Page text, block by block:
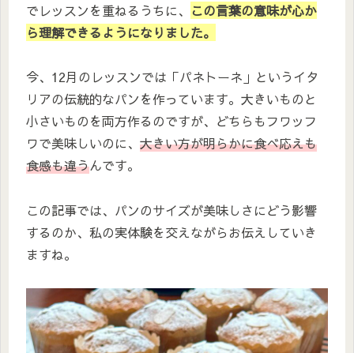
でレッスンを重ねるうちに、 この言葉の意味が心か
ら理解できるようになりました。
今、12月のレッスンでは「パネトーネ」というイタ
リアの伝統的なパンを作っています。大きいものと
小さいものを両方作るのですが、どちらもフワッフ
ワで美味しいのに、 大きい方が明らかに食べ応えも
食感も違うんです。
この記事では、パンのサイズが美味しさにどう影響
するのか、私の実体験を交えながらお伝えしていき
ますね。